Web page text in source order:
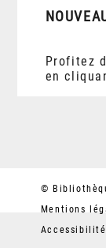
Profitez
en
©
Mentions